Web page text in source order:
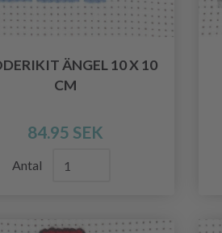
ÄNGEL 10 X 10
CM
84.95 SEK
Antal